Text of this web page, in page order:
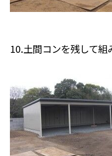
10.土間コンを残して組